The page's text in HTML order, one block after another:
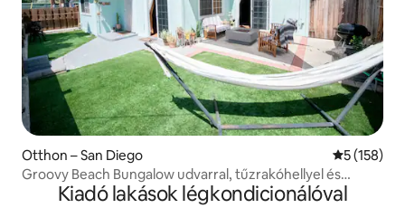
Otthon – San Diego Átlagos
5 (158)
Groovy Beach Bungalow udvarral, tűzrakóhellyel és
parkolóvalKiadó lakások légkondicionálóval